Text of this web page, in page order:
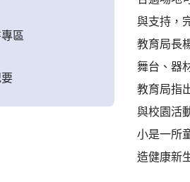
區
與支持，
教育局長
舞台、器
教育局指
與校園活
小是一所
造健康新